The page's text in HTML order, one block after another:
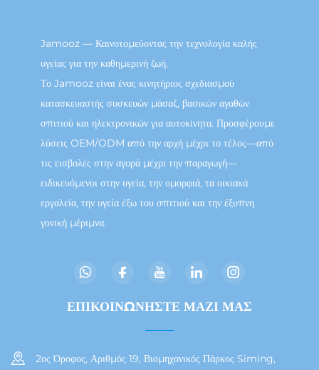
Jamooz — Καινοτομεύοντας την τεχνολογία καλής
υγείας για την καθημερινή ζωή.
Το Jamooz είναι ένας κινητήριος σχεδιασμού
κατασκευαστής συσκευών μάσαζ, βασικών αγαθών
σπιτιού και ηλεκτρονικών για αυτοκίνητα. Προσφέρουμε
λύσεις OEM/ODM από την αρχή μέχρι το τέλος—από
τις εισβολές στην αγορά μέχρι την παραγωγή—
ειδικευόμενοι στην υγεία, την ομορφιά, τα οικιακά
εργαλεία, την υγεία έξω του σπιτιού και την έξυπνη
γονική μέριμνα.
ΕΠΙΚΟΙΝΩΝΗΣΤΕ ΜΑΖΙ ΜΑΣ
2ος Όροφος, Αριθμός 19, Βιομηχανικός Πάρκος Siming,